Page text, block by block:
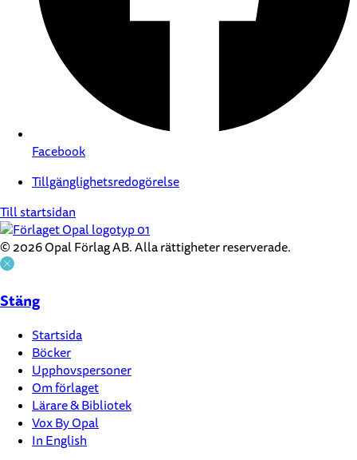
Facebook
Tillgänglighetsredogörelse
Till startsidan
© 2026 Opal Förlag AB. Alla rättigheter reserverade.
Stäng
Startsida
Böcker
Upphovspersoner
Om förlaget
Lärare & Bibliotek
Vox By Opal
In English